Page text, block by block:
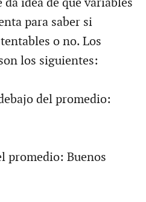
idea de qué variables
para saber si
o no. Los
los siguientes:
del promedio:
promedio: Buenos